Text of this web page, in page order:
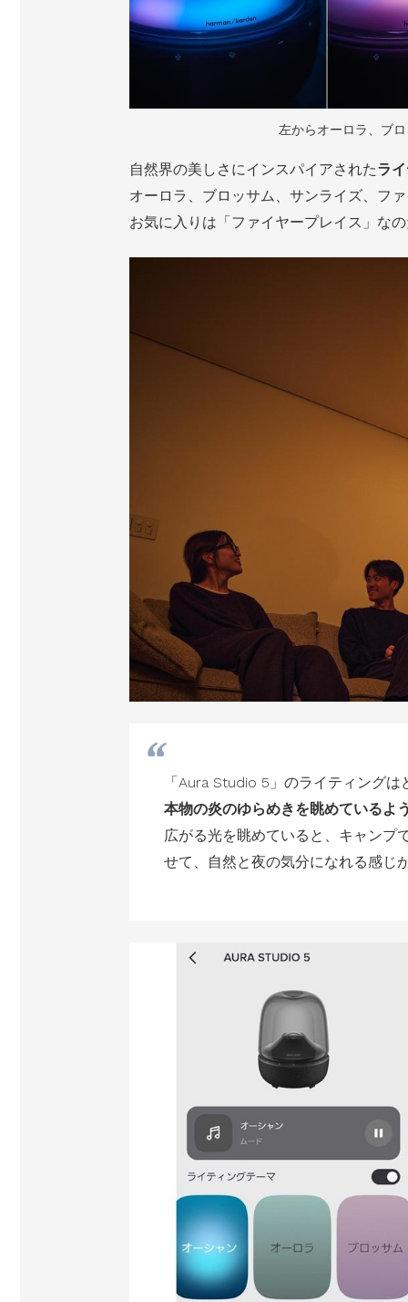
左からオーロラ、ブ
自然界の美しさにインスパイアされたラ
オーロラ、ブロッサム、サンライズ、フ
お気に入りは「ファイヤープレイス」な
「Aura Studio 5」のライティング
本物の炎のゆらめきを眺めているよ
広がる光を眺めていると、キャンプ
せて、自然と夜の気分になれる感じ